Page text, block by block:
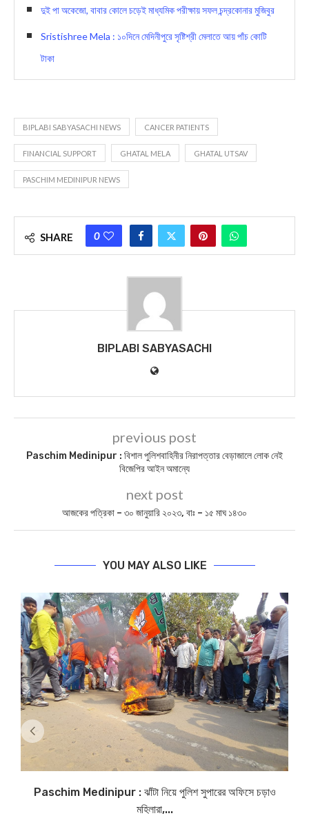
দুই পা অকেজো, বাবার কোলে চড়েই মাধ্যমিক পরীক্ষায় সফল চন্দ্রকোনার মুজিবুর
Sristishree Mela : ১০দিনে মেদিনীপুরে সৃষ্টিশ্রী মেলাতে আয় পাঁচ কোটি
টাকা
BIPLABI SABYASACHI NEWS CANCER PATIENTS
FINANCIAL SUPPORT GHATAL MELA GHATAL UTSAV
PASCHIM MEDINIPUR NEWS
SHARE 0
BIPLABI SABYASACHI
previous post
Paschim Medinipur : বিশাল পুলিশবাহিনীর নিরাপত্তার বেড়াজালে লোক নেই
বিজেপির আইন অমান্যে
next post
আজকের পত্রিকা – ৩০ জানুয়ারি ২০২৩, বাঃ – ১৫ মাঘ ১৪৩০
YOU MAY ALSO LIKE
Paschim Medinipur : ঝাঁটা নিয়ে পুলিশ সুপারের অফিসে চড়াও
মহিলারা,...